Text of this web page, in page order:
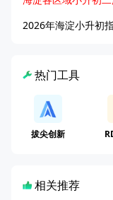
热门工具
拔尖创新
相关推荐